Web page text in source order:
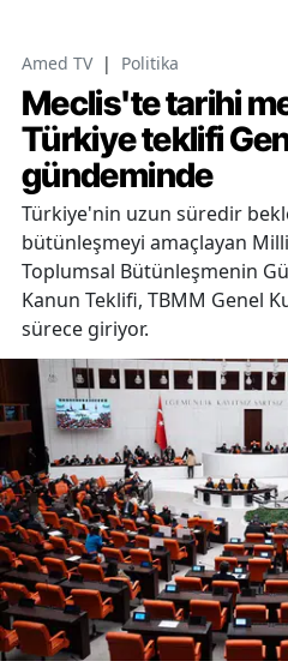
Amed TV | Politika
Meclis'te tarihi
Türkiye teklifi
gündeminde
Türkiye'nin uzun süredir
bütünleşmeyi amaçlayan
Toplumsal Bütünleşmenin
Kanun Teklifi, TBMM Genel
sürece giriyor.